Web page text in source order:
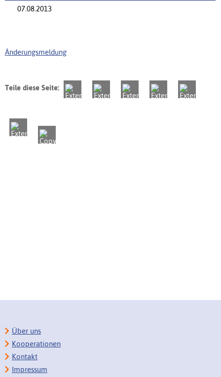
07.08.2013
Änderungsmeldung
Teile diese Seite:
Über uns
Kooperationen
Kontakt
Impressum